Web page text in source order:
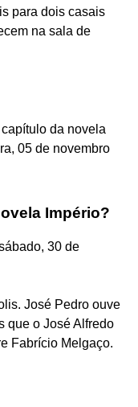
para dois casais
na sala de
da novela
05 de novembro
Império?
30 de
José Pedro ouve
que o José Alfredo
Fabrício Melgaço.